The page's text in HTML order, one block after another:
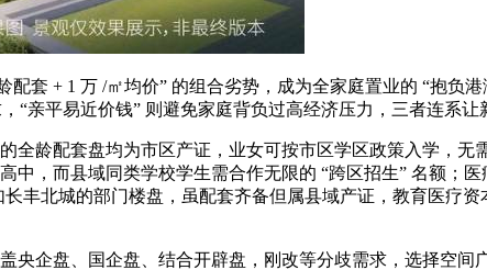
+ 1 万 /㎡均价” 的组合劣势，成为全家庭置业的 “抱负
“亲平易近价钱” 则避免家庭背负过高经济压力，三者连系让
龄配套盘均为市区产证，业女可按市区学区政策入学，无
中，而县域同类学校学生需合作无限的 “跨区招生” 名额；
丰北城的部门楼盘，虽配套齐备但属县域产证，教育医疗
企盘、国企盘、结合开辟盘，刚改等分歧需求，选择空间